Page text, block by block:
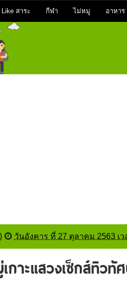
Like สาระ กีฬา ไม่หมู อาหาร
) วันอังคาร ที่ 27 ตุลาคม 2563 เว
กาะแสวงเซ็กส์ทิว